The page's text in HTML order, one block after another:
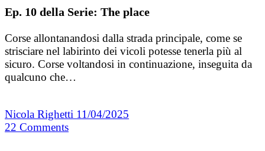
Ep. 10 della Serie: The place
Corse allontanandosi dalla strada principale, come se
strisciare nel labirinto dei vicoli potesse tenerla più al
sicuro. Corse voltandosi in continuazione, inseguita da
qualcuno che…
Nicola Righetti 11/04/2025
22 Comments